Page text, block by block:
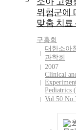
plus tyrosine
inhibitors
be the initial
in children.
longer
required to
whether long-
outcome with
intensive
chemotherapy
that with
위험군에
맞춤 치료
구홍회
대한소아
과학회
2007
Clinical
Pediatrics
Vol.50